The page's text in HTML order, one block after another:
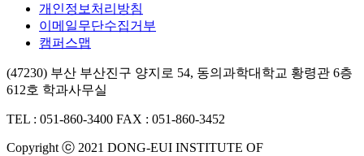
개인정보처리방침
이메일무단수집거부
캠퍼스맵
(47230) 부산 부산진구 양지로 54, 동의과학대학교 황령관 6층
612호 학과사무실
TEL : 051-860-3400 FAX : 051-860-3452
Copyright ⓒ 2021 DONG-EUI INSTITUTE OF